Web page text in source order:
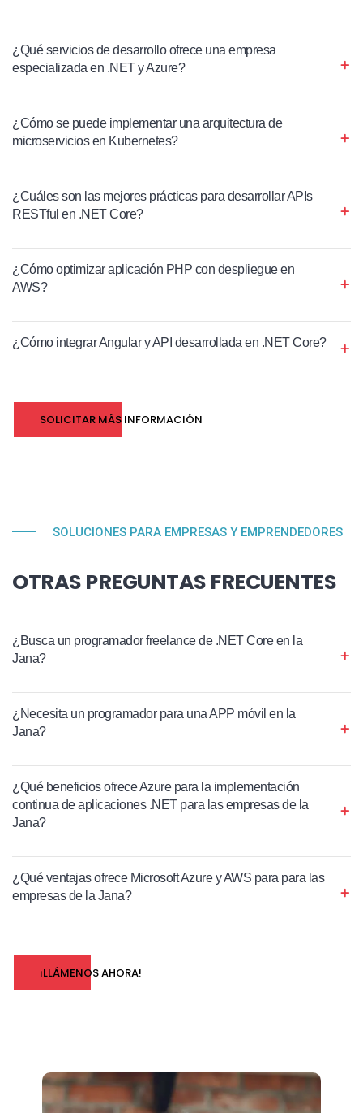
¿Qué servicios de desarrollo ofrece una empresa
especializada en .NET y Azure?
¿Cómo se puede implementar una arquitectura de
microservicios en Kubernetes?
¿Cuáles son las mejores prácticas para desarrollar APIs
RESTful en .NET Core?
¿Cómo optimizar aplicación PHP con despliegue en
AWS?
¿Cómo integrar Angular y API desarrollada en .NET Core?
SOLICITAR MÁS INFORMACIÓN
SOLUCIONES PARA EMPRESAS Y EMPRENDEDORES
OTRAS PREGUNTAS FRECUENTES
¿Busca un programador freelance de .NET Core en la
Jana?
¿Necesita un programador para una APP móvil en la
Jana?
¿Qué beneficios ofrece Azure para la implementación
continua de aplicaciones .NET para las empresas de la
Jana?
¿Qué ventajas ofrece Microsoft Azure y AWS para para las
empresas de la Jana?
¡LLÁMENOS AHORA!